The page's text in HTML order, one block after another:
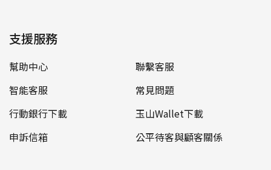
支援服務
幫助中心
聯繫客服
智能客服
常見問題
行動銀行下載
玉山Wallet下載
申訴信箱
公平待客與顧客關係